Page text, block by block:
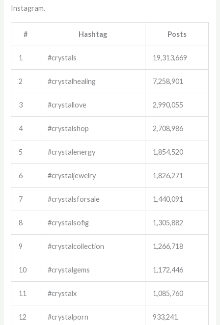
Instagram.
# Hashtag Posts
1 #crystals 19,313,669
2 #crystalhealing 7,258,901
3 #crystallove 2,990,055
4 #crystalshop 2,708,986
5 #crystalenergy 1,854,520
6 #crystaljewelry 1,826,271
7 #crystalsforsale 1,440,091
8 #crystalsofig 1,305,882
9 #crystalcollection 1,266,718
10 #crystalgems 1,172,446
11 #crystalx 1,085,760
12 #crystalporn 933,241